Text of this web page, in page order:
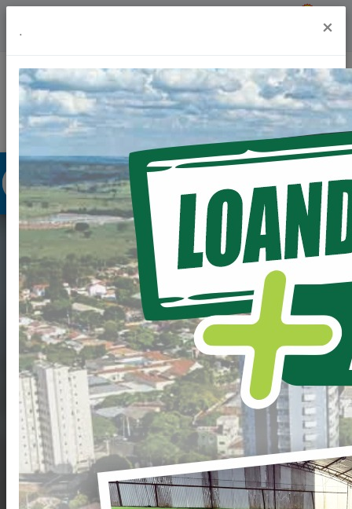
EDITAL DE
CHAMAMENTO
PÚBLICO PARA FINS
DE
CREDENCIAMENTO
Nº. 017/2022-PML
. ×